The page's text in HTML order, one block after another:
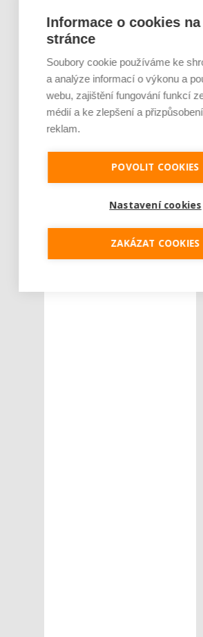
45 do 54 let.
Tweet
ŠTÍTKY :
centrální vytápění
kotel na tuhá
paliva
plynový kotel
sprcha
teplá voda
Informace o cookies
stránce
Soubory cookie používáme ke
a analýze informací o výkonu a
webu, zajištění fungování funkcí
médií a ke zlepšení a
reklam.
POVOLIT COOKIES
Nastavení cookies
ZAKÁZAT COOKIES